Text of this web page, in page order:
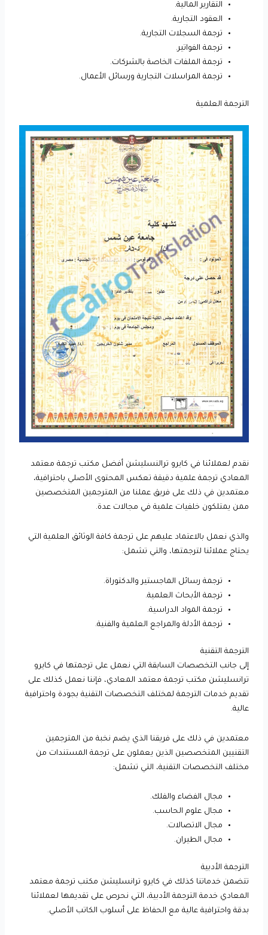
التقارير المالية.
العقود التجارية.
ترجمة السجلات التجارية.
ترجمة الفواتير.
ترجمة الملفات الخاصة بالشركات.
ترجمة المراسلات التجارية ورسائل الأعمال.
الترجمة العلمية
نقدم لعملائنا في كايرو ترالنسليشن أفضل مكتب ترجمة معتمد
المعادي ترجمة علمية دقيقة تعكس المحتوى الأصلي باحترافية،
معتمدين في ذلك على فريق عملنا من المترجمين المتخصصين
ممن يمتلكون خلفيات علمية في مجالات عدة.
والذي نعمل بالاعتماد عليهم على ترجمة كافة الوثائق العلمية التي
يحتاج عملائنا لترجمتها، والتي تشمل:
ترجمة رسائل الماجستير والدكتوراة.
ترجمة الأبحاث العلمية.
ترجمة المواد الدراسية.
ترجمة الأدلة والمراجع العلمية والفنية.
الترجمة التقنية
إلى جانب التخصصات السابقة التي نعمل على ترجمتها في كايرو
ترانسليشن مكتب ترجمة معتمد المعادي، فإننا نعمل كذلك على
تقديم خدمات الترجمة لمختلف التخصصات التقنية بجودة واحترافية
عالية.
معتمدين في ذلك على فريقنا الذي يضم نخبة من المترجمين
التقنيين المتخصصين الذين يعملون على ترجمة المستندات من
مختلف التخصصات التقنية، التي تشمل:
مجال الفضاء والفلك.
مجال علوم الحاسب.
مجال الاتصالات.
مجال الطيران.
الترجمة الأدبية
تتضمن خدماتنا كذلك في كايرو ترانسليشن مكتب ترجمة معتمد
المعادي خدمة الترجمة الأدبية، التي نحرص على تقديمها لعملائنا
بدقة واحترافية عالية مع الحفاظ على أسلوب الكاتب الأصلي.